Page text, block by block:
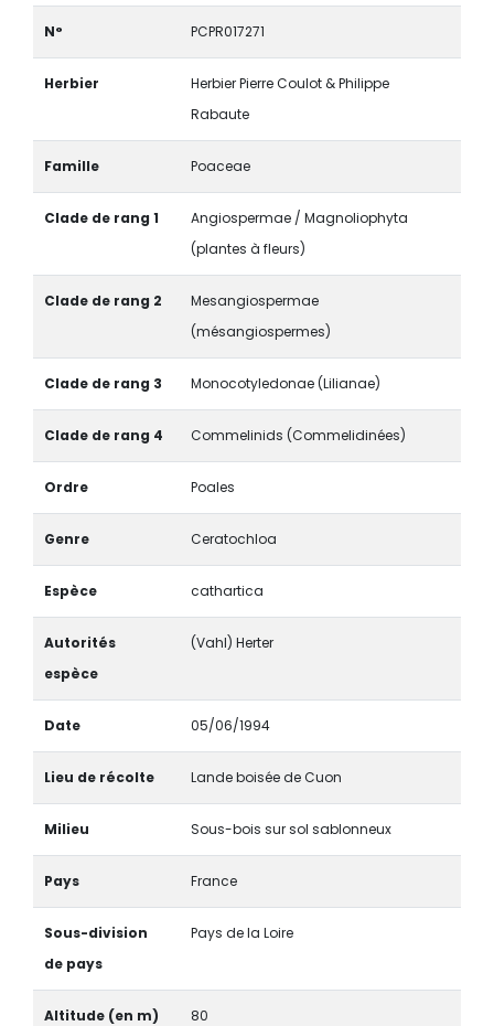
N° PCPR017271
Herbier
Herbier Pierre Coulot & Philippe
Rabaute
Famille Poaceae
Clade de rang 1
Angiospermae / Magnoliophyta
(plantes à fleurs)
Clade de rang 2
Mesangiospermae
(mésangiospermes)
Clade de rang 3 Monocotyledonae (Lilianae)
Clade de rang 4 Commelinids (Commelidinées)
Ordre Poales
Genre Ceratochloa
Espèce cathartica
Autorités
espèce
(Vahl) Herter
Date 05/06/1994
Lieu de récolte Lande boisée de Cuon
Milieu Sous-bois sur sol sablonneux
Pays France
Sous-division
de pays
Pays de la Loire
Altitude (en m) 80